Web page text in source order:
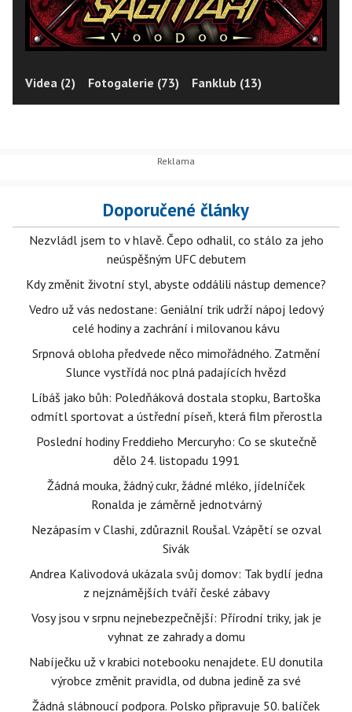
Videa (2) Fotogalerie (73) Fanklub (13)
Doporučené články
Nezvládl jsem to v hlavě. Čepo odhalil, co stálo za jeho
neúspěšným UFC debutem
Kdy změnit životní styl, abyste oddálili nástup demence?
Vedro už vás nedostane: Geniální trik udrží nápoj ledový
celé hodiny a zachrání i milovanou kávu
Srpnová obloha předvede něco mimořádného. Zatmění
Slunce vystřídá noc plná padajících hvězd
Líbáš jako bůh: Poledňáková dostala stopku, Bartoška
odmítl sportovat a ústřední píseň, která film přerostla
Poslední hodiny Freddieho Mercuryho: Co se skutečně
dělo 24. listopadu 1991
Žádná mouka, žádný cukr, žádné mléko, jídelníček
Ronalda je záměrně jednotvárný
Nezápasím v Clashi, zdůraznil Roušal. Vzápětí se ozval
Sivák
Andrea Kalivodová ukázala svůj domov: Tak bydlí jedna
z nejznámějších tváří české zábavy
Vosy jsou v srpnu nejnebezpečnější: Přírodní triky, jak je
vyhnat ze zahrady a domu
Nabíječku už v krabici notebooku nenajdete. EU donutila
výrobce změnit pravidla, od dubna jedině za své
Žádná slábnoucí podpora. Polsko připravuje 50. balíček